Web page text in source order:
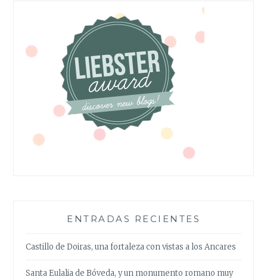
ENTRADAS RECIENTES
Castillo de Doiras, una fortaleza con vistas a los Ancares
Santa Eulalia de Bóveda, y un monumento romano muy